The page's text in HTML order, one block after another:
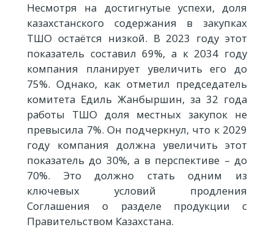
Несмотря на достигнутые успехи, доля
казахстанского содержания в закупках
ТШО остаётся низкой. В 2023 году этот
показатель составил 69%, а к 2034 году
компания планирует увеличить его до
75%. Однако, как отметил председатель
комитета Едиль Жанбыршин, за 32 года
работы ТШО доля местных закупок не
превысила 7%. Он подчеркнул, что к 2029
году компания должна увеличить этот
показатель до 30%, а в перспективе – до
70%. Это должно стать одним из
ключевых условий продления
Соглашения о разделе продукции с
Правительством Казахстана.